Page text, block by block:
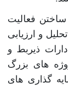
ساختن فعالیت
و ارزیابی
ذیربط و
های بزرگ
گذاری های